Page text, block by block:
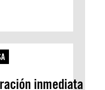
inmediata